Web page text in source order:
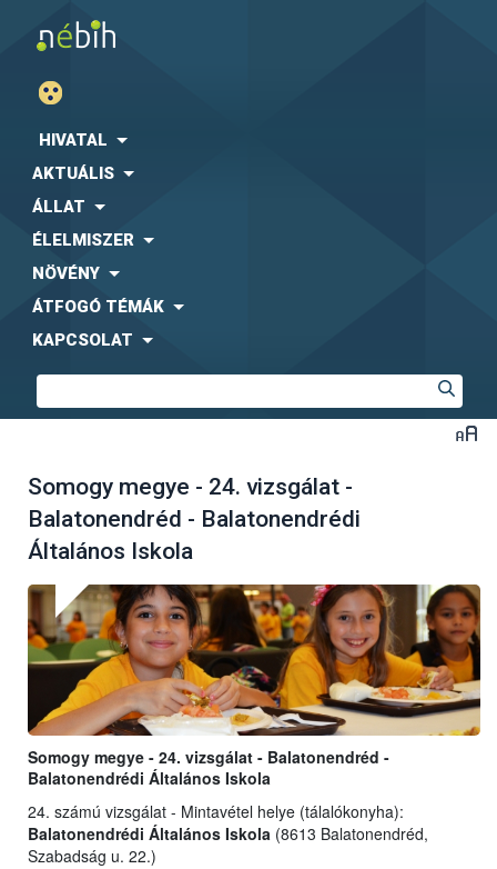
HIVATAL
AKTUÁLIS
ÁLLAT
ÉLELMISZER
NÖVÉNY
ÁTFOGÓ TÉMÁK
KAPCSOLAT
Somogy megye - 24. vizsgálat -
Balatonendréd - Balatonendrédi
Általános Iskola
Somogy megye - 24. vizsgálat - Balatonendréd -
Balatonendrédi Általános Iskola
24. számú vizsgálat - Mintavétel helye (tálalókonyha):
Balatonendrédi Általános Iskola (8613 Balatonendréd,
Szabadság u. 22.)